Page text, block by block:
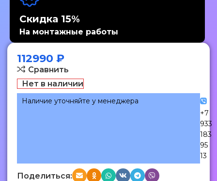
Скидка 15%
На монтажные работы
112990 ₽
Сравнить
Нет в наличии
Наличие уточняйте у менеджера
+7
933
183
95
13
Поделиться: